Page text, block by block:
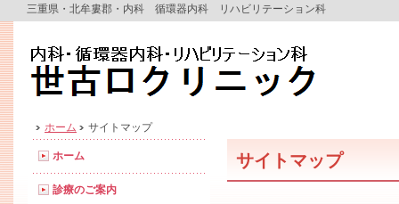
三重県・北牟婁郡・内科 循環器内科 リハビリテーション科
ホーム サイトマップ
サイトマップ
ホーム
診療のご案内